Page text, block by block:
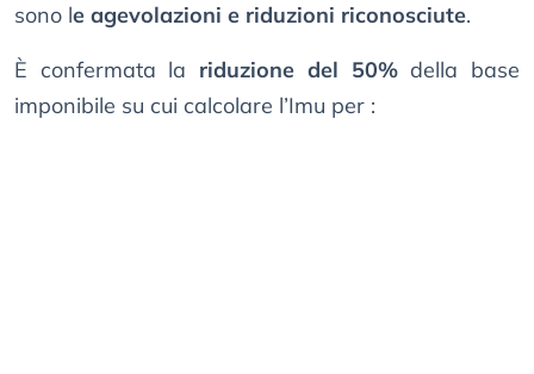
sono le agevolazioni e riduzioni riconosciute.
È confermata la riduzione del 50%della base
imponibile su cui calcolare l’Imu per :